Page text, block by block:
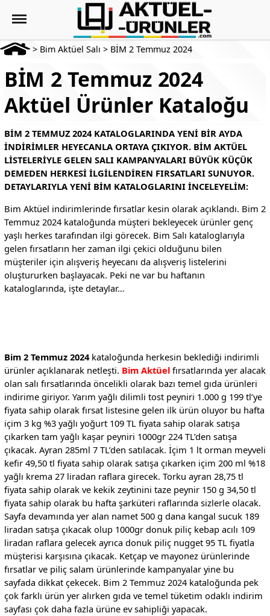
> Bim Aktüel Salı > BİM 2 Temmuz 2024
BİM 2 Temmuz 2024
Aktüel Ürünler Kataloğu
BIM 2 TEMMUZ 2024 KATALOGLARINDA YENI BIR AYDA
INDIRIMLER HEYECANLA ORTAYA ÇIKIYOR. BIM AKTÜEL
LISTELERIYLE GELEN SALI KAMPANYALARI BÜYÜK KÜÇÜK
DEMEDEN HERKESI ILGILENDIREN FIRSATLARI SUNUYOR.
DETAYLARIYLA YENI BIM KATALOGLARINI INCELEYELIM:
Bim Aktüel indirimlerinde fırsatlar kesin olarak açıklandı. Bim 2
Temmuz 2024 kataloğunda müşteri bekleyecek ürünler genç
yaşlı herkes tarafından ilgi görecek. Bim Salı kataloglarıyla
gelen fırsatların her zaman ilgi çekici olduğunu bilen
müşteriler için alışveriş heyecanı da alışveriş listelerini
oluştururken başlayacak. Peki ne var bu haftanın
kataloglarında, işte detaylar…
Bim 2 Temmuz 2024kataloğunda herkesin beklediği indirimli
ürünler açıklanarak netleşti. Bim Aktüelfırsatlarında yer alacak
olan salı fırsatlarında öncelikli olarak bazı temel gıda ürünleri
indirime giriyor. Yarım yağlı dilimli tost peyniri 1.000 g 199 tl’ye
fiyata sahip olarak fırsat listesine gelen ilk ürün oluyor bu hafta
içim 3 kg %3 yağlı yoğurt 109 TL fiyata sahip olarak satışa
çıkarken tam yağlı kaşar peyniri 1000gr 224 TL’den satışa
çıkacak. Ayran 285ml 7 TL’den satılacak. İçim 1 lt orman meyveli
kefir 49,50 tl fiyata sahip olarak satışa çıkarken içim 200 ml %18
yağlı krema 27 liradan raflara girecek. Torku ayran 28,75 tl
fiyata sahip olarak ve kekik zeytinini taze peynir 150 g 34,50 tl
fiyata sahip olarak bu hafta şarküteri raflarında sizlerle olacak.
Sayfa devamında yer alan namet 500 g dana kangal sucuk 189
liradan satışa çıkacak olup 1000gr donuk piliç kebap acılı 109
liradan raflara gelecek ayrıca donuk piliç nugget 95 TL fiyatla
müşterisi karşısına çıkacak. Ketçap ve mayonez ürünlerinde
fırsatlar ve piliç salam ürünlerinde kampanyalar yine bu
sayfada dikkat çekecek. Bim 2 Temmuz 2024 kataloğunda pek
çok farklı ürün yer alırken gıda ve temel tüketim odaklı indirim
sayfası çok daha fazla ürüne ev sahipliği yapacak.